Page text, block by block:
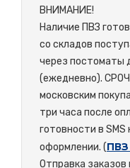
ВНИМАНИЕ!
Наличие ПВЗ
со складов
через постоматы
(ежедневно).
московским
три часа после
готовности в
оформлении. (
Отправка